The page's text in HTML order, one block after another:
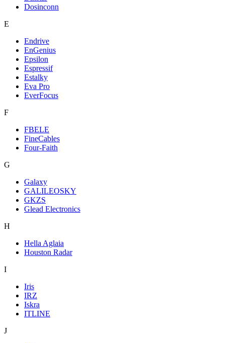
Dosinconn
E
Endrive
EnGenius
Epsilon
Espressif
Estalky
Eva Pro
EverFocus
F
FBELE
FineCables
Four-Faith
G
Galaxy
GALILEOSKY
GKZS
Glead Electronics
H
Hella Aglaia
Houston Radar
I
Iris
IRZ
Iskra
ITLINE
J